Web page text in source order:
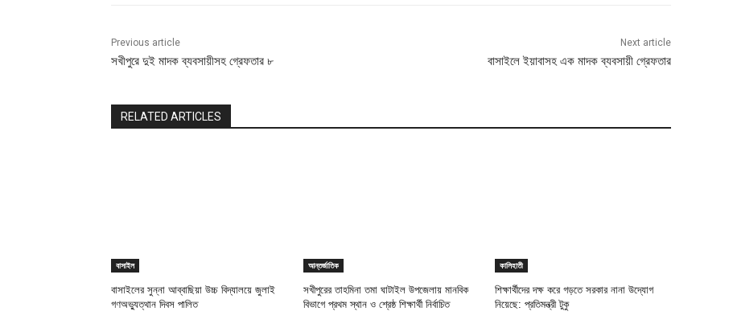
Previous article
সখীপুরে দুই মাদক ব্যবসায়ীসহ গ্রেফতার ৮
Next article
বাসাইলে ইয়াবাসহ এক মাদক ব্যবসায়ী গ্রেফতার
RELATED ARTICLES
বাসাইল
বাসাইলের সুন্না আব্বাছিয়া উচ্চ বিদ্যালয়ে জুলাই
গণঅভ্যুত্থান দিবস পালিত
আন্তর্জাতিক
সখীপুরের তাহমিনা তমা ঘাটাইল উপজেলায় মানবিক
বিভাগে প্রথম স্থান ও শ্রেষ্ঠ শিক্ষার্থী নির্বাচিত
কালিহাতী
শিক্ষার্থীদের দক্ষ করে গড়তে সরকার নানা উদ্যোগ
নিয়েছে: প্রতিমন্ত্রী টুকু